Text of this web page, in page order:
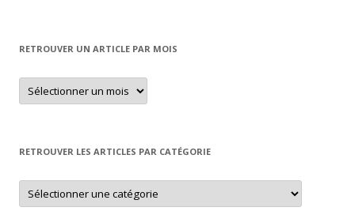
RETROUVER UN ARTICLE PAR MOIS
Retrouver
un
article
RETROUVER LES ARTICLES PAR CATÉGORIE
Retrouver
les
articles